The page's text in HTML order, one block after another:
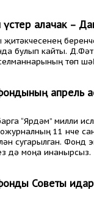
алачак –
җитәкчесенең
булып кайты.
төп
апрель
“Ярдәм” милли
11 нче
сугарылган. Фонд
дә моңа инанырсыз.
Советы идарә